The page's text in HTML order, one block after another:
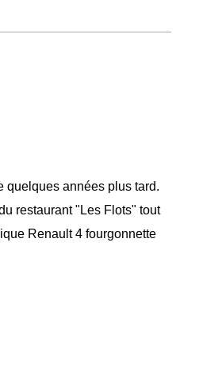
quelques années plus tard.
restaurant "Les Flots" tout
Renault 4 fourgonnette